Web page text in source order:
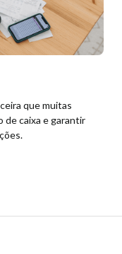
que muitas
de caixa e garantir